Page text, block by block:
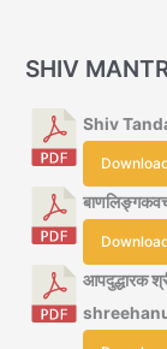
SHIV
Shiv
आपदुद्धारक